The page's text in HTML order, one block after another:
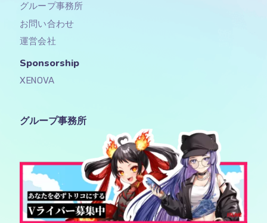
グループ事務所
お問い合わせ
運営会社
Sponsorship​
XENOVA
グループ事務所